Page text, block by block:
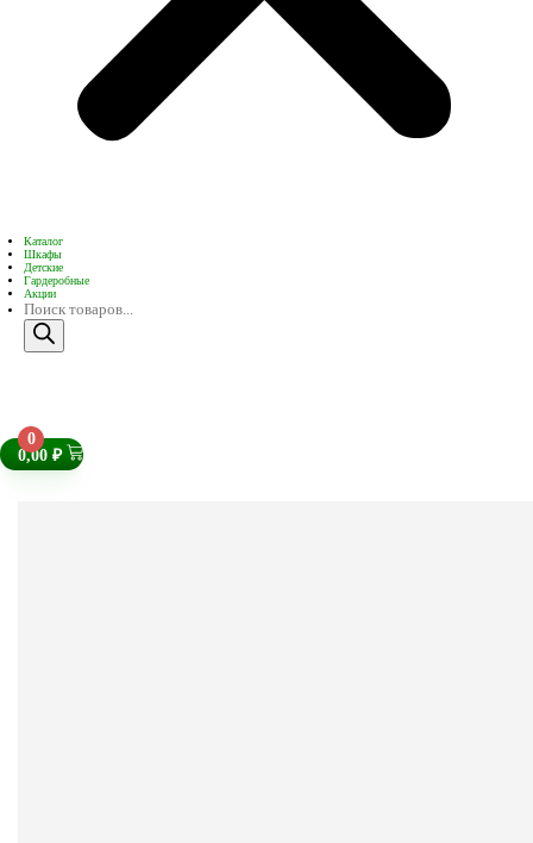
Каталог
Шкафы
Детские
Гардеробные
Акции
0,00 ₽
0